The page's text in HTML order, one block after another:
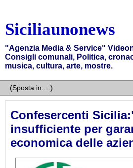
Siciliaunonews
"Agenzia Media & Service"
Consigli comunali, Politica,
musica, cultura, arte, mostre.
Confesercenti
insufficiente per
economica delle